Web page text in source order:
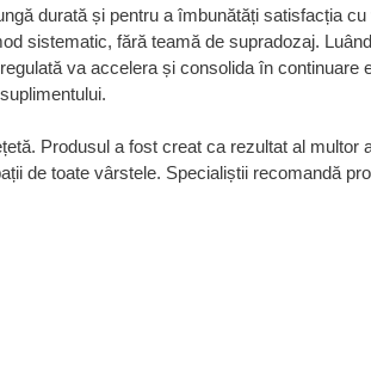
durată și pentru a îmbunătăți satisfacția
sistematic, fără teamă de supradozaj.
va accelera și consolida în continuare
Produsul a fost creat ca rezultat al multor
de toate vârstele. Specialiștii recomandă